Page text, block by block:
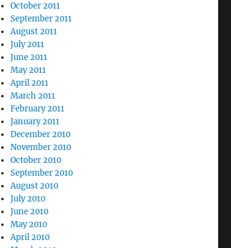
October 2011
September 2011
August 2011
July 2011
June 2011
May 2011
April 2011
March 2011
February 2011
January 2011
December 2010
November 2010
October 2010
September 2010
August 2010
July 2010
June 2010
May 2010
April 2010